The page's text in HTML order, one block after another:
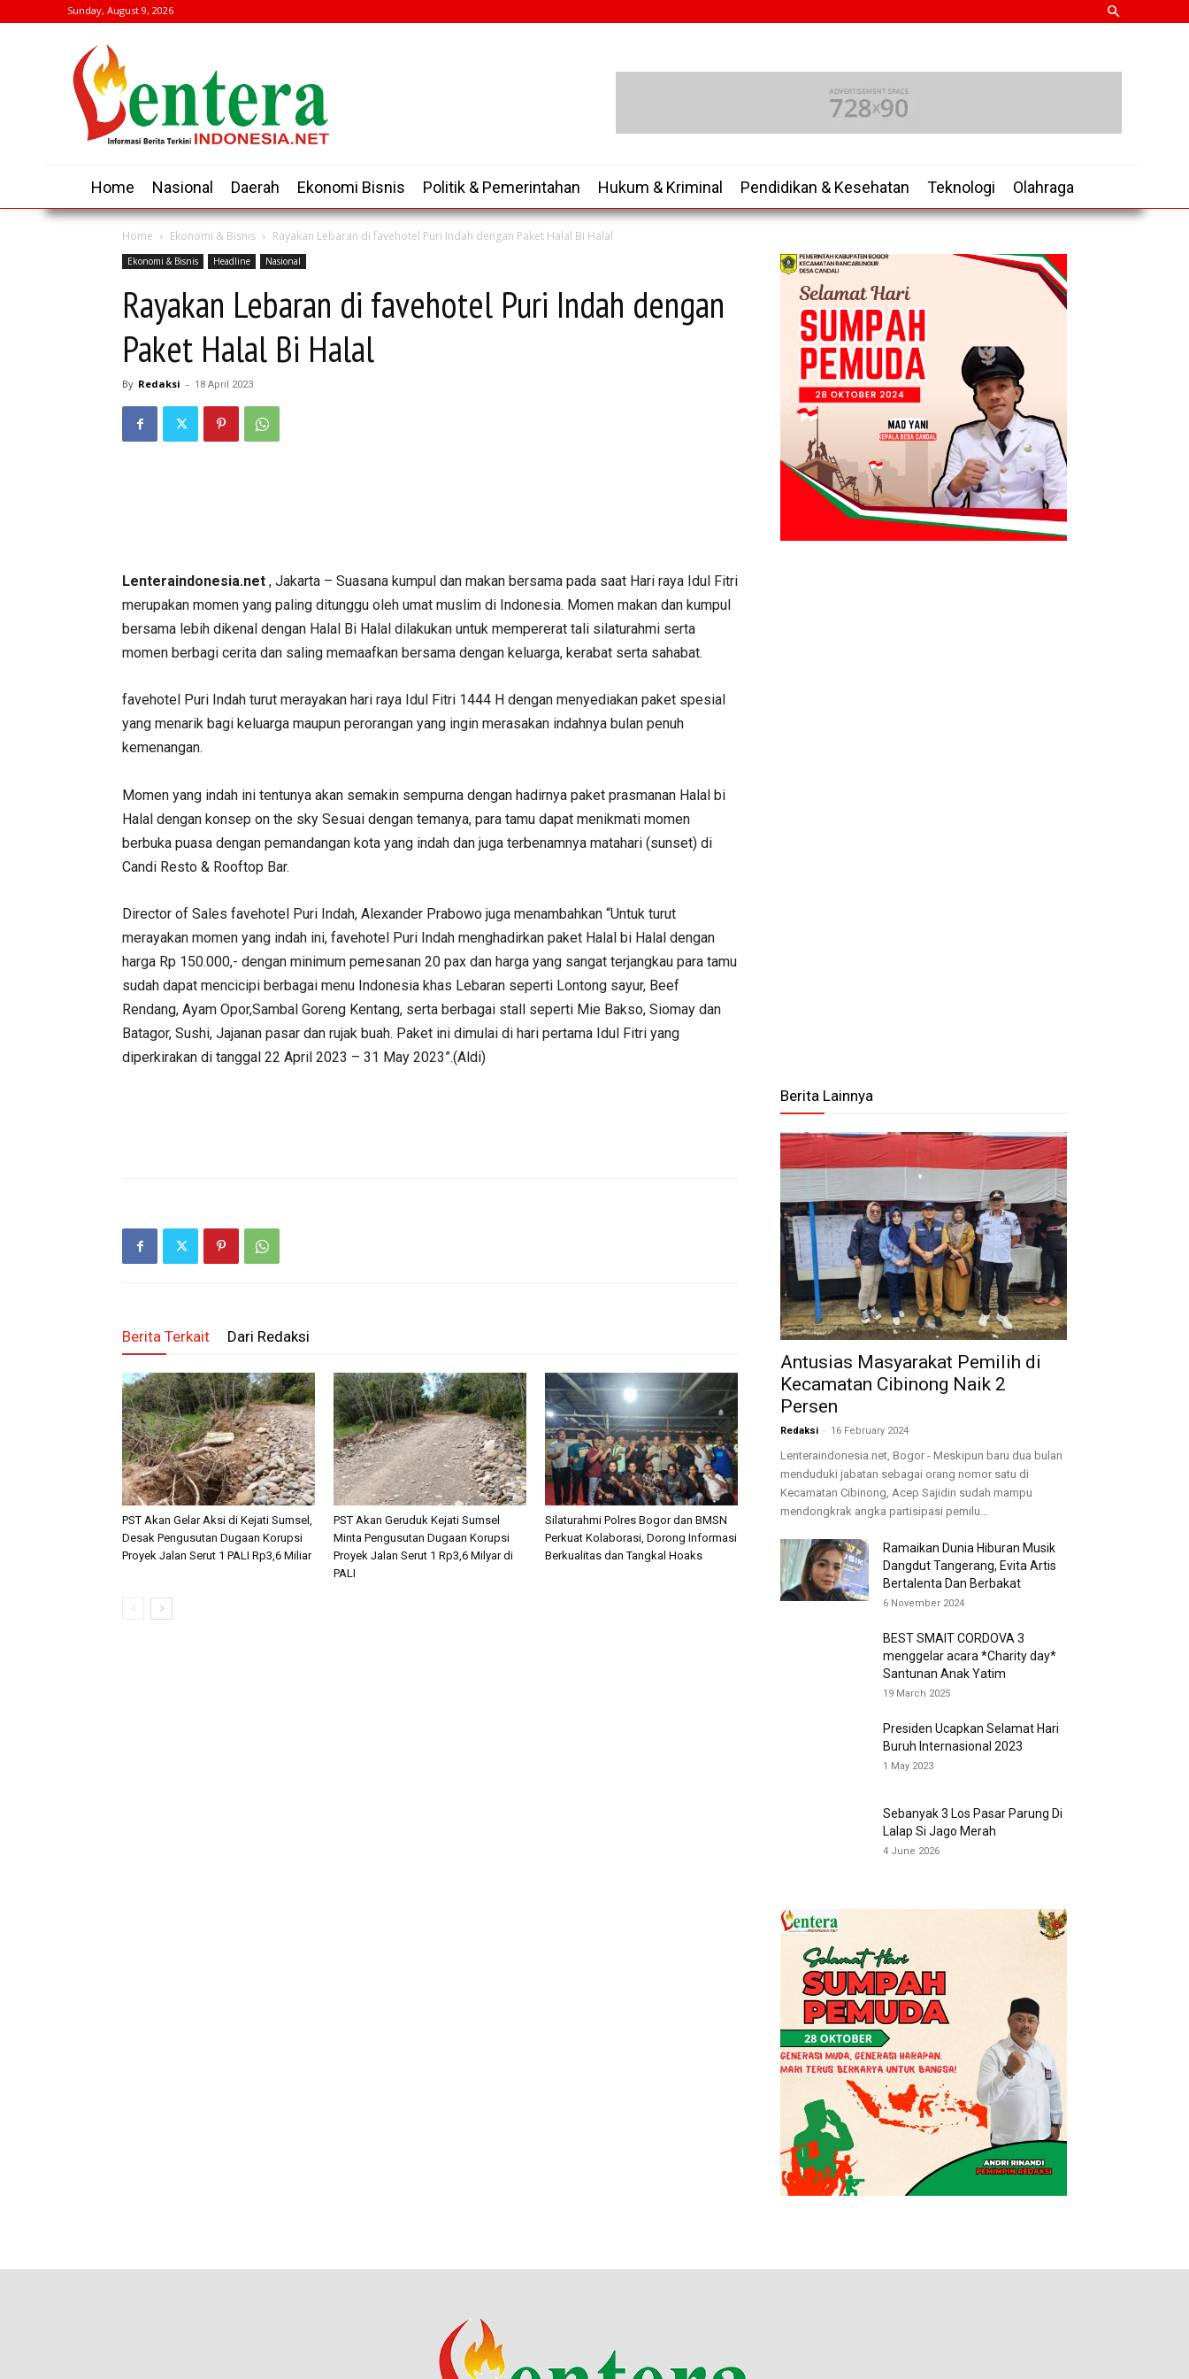
Sunday, August 9, 2026
Home Nasional Daerah Ekonomi Bisnis Politik & Pemerintahan Hukum & Kriminal Pendidikan & Kesehatan Teknologi Olahraga
Home Ekonomi & Bisnis Rayakan Lebaran di favehotel Puri Indah dengan Paket Halal Bi Halal
Ekonomi & Bisnis Headline Nasional
Rayakan Lebaran di favehotel Puri Indah dengan
Paket Halal Bi Halal
By Redaksi - 18 April 2023
Lenteraindonesia.net , Jakarta – Suasana kumpul dan makan bersama pada saat Hari raya Idul Fitri
merupakan momen yang paling ditunggu oleh umat muslim di Indonesia. Momen makan dan kumpul
bersama lebih dikenal dengan Halal Bi Halal dilakukan untuk mempererat tali silaturahmi serta
momen berbagi cerita dan saling memaafkan bersama dengan keluarga, kerabat serta sahabat.
favehotel Puri Indah turut merayakan hari raya Idul Fitri 1444 H dengan menyediakan paket spesial
yang menarik bagi keluarga maupun perorangan yang ingin merasakan indahnya bulan penuh
kemenangan.
Momen yang indah ini tentunya akan semakin sempurna dengan hadirnya paket prasmanan Halal bi
Halal dengan konsep on the sky Sesuai dengan temanya, para tamu dapat menikmati momen
berbuka puasa dengan pemandangan kota yang indah dan juga terbenamnya matahari (sunset) di
Candi Resto & Rooftop Bar.
Director of Sales favehotel Puri Indah, Alexander Prabowo juga menambahkan “Untuk turut
merayakan momen yang indah ini, favehotel Puri Indah menghadirkan paket Halal bi Halal dengan
harga Rp 150.000,- dengan minimum pemesanan 20 pax dan harga yang sangat terjangkau para tamu
sudah dapat mencicipi berbagai menu Indonesia khas Lebaran seperti Lontong sayur, Beef
Rendang, Ayam Opor,Sambal Goreng Kentang, serta berbagai stall seperti Mie Bakso, Siomay dan
Batagor, Sushi, Jajanan pasar dan rujak buah. Paket ini dimulai di hari pertama Idul Fitri yang
diperkirakan di tanggal 22 April 2023 – 31 May 2023”.(Aldi)
Berita Terkait Dari Redaksi
PST Akan Gelar Aksi di Kejati Sumsel,
Desak Pengusutan Dugaan Korupsi
Proyek Jalan Serut 1 PALI Rp3,6 Miliar
PST Akan Geruduk Kejati Sumsel
Minta Pengusutan Dugaan Korupsi
Proyek Jalan Serut 1 Rp3,6 Milyar di
PALI
Silaturahmi Polres Bogor dan BMSN
Perkuat Kolaborasi, Dorong Informasi
Berkualitas dan Tangkal Hoaks
Berita Lainnya
Antusias Masyarakat Pemilih di
Kecamatan Cibinong Naik 2
Persen
Redaksi - 16 February 2024
Lenteraindonesia.net, Bogor - Meskipun baru dua bulan
menduduki jabatan sebagai orang nomor satu di
Kecamatan Cibinong, Acep Sajidin sudah mampu
mendongkrak angka partisipasi pemilu...
Ramaikan Dunia Hiburan Musik
Dangdut Tangerang, Evita Artis
Bertalenta Dan Berbakat
6 November 2024
BEST SMAIT CORDOVA 3
menggelar acara *Charity day*
Santunan Anak Yatim
19 March 2025
Presiden Ucapkan Selamat Hari
Buruh Internasional 2023
1 May 2023
Sebanyak 3 Los Pasar Parung Di
Lalap Si Jago Merah
4 June 2026